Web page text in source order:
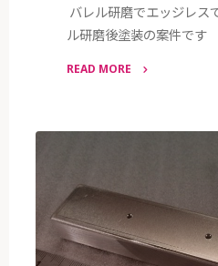
バレル研磨でエッジレス
ル研磨後塗装の案件です
READ MORE
実
t2.0"